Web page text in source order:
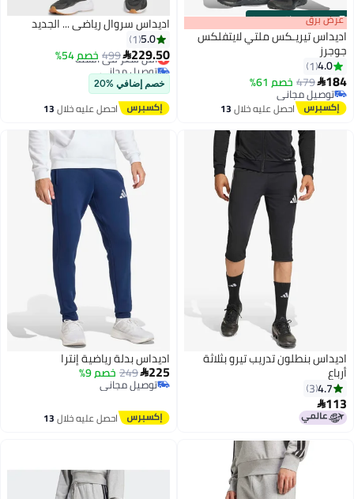
00m
·باقي 100%
تيريـكس ملتي لايتفلكس
1
479خصم 61%
مجاني
مجاني
احصل عليه خلال13
اغسطس
اديداس سروال رياضي ... الجديد
1
229.50
499خصم 54%
أقل سعر في السنة
توصيل مجاني
أقل سعر في السنة
خصم إضافي %20
احصل عليه خلال13
اغسطس
اديداس بنطلون تدريب تيرو بثلاثة
3
اديداس بدلة رياضية إنترا
249خصم 9%
توصيل مجاني
احصل عليه خلال13
اغسطس